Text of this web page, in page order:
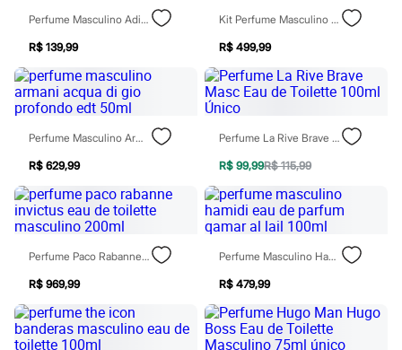
Moda esportiva
Acessórios
Bermudas
Camisetas
Calças
Calçados
Regatas
Moda íntima
Meias
Pijamas
Moda praia
Personagens
Plus size
Blusas e Camisetas
Calças
Camisas
Casacos e Jaquetas
Jeans
Moda esportiva
Shorts e Bermudas
Perfume Masculino Adidas Uefa Goal Eau De Toilette 100ml
R$ 139,99
Kit Perfume Masculino Azzaro Homme Edt 100ml E Shower Gel 75ml
R$ 499,99
Perfume Masculino Armani Acqua Di Gio Profondo Edt 50ml
R$ 629,99
Perfume La Rive Brave Masc Eau De Toilette 100ml Único
R$ 99,99R$ 115,99
Perfume Paco Rabanne Invictus Eau De Toilette Masculino 200ml
R$ 969,99
Perfume Masculino Hamidi Eau De Parfum Qamar Al Lail 100ml
R$ 479,99